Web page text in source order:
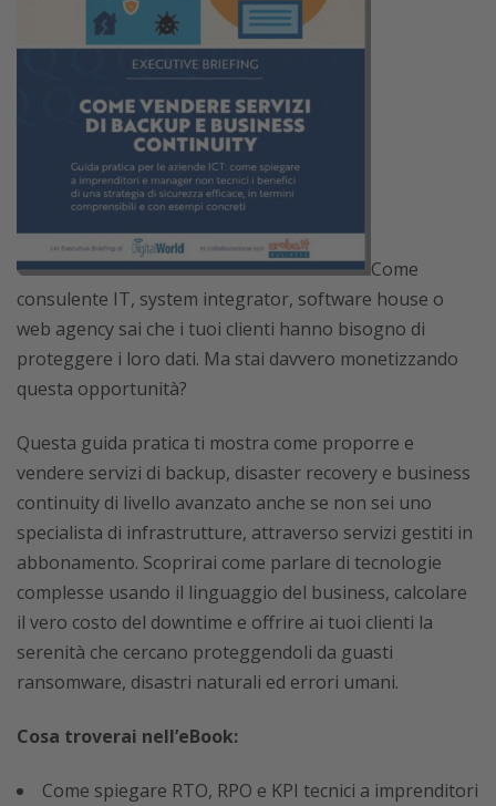
Come
consulente IT, system integrator, software house o
web agency sai che i tuoi clienti hanno bisogno di
proteggere i loro dati. Ma stai davvero monetizzando
questa opportunità?
Questa guida pratica ti mostra come proporre e
vendere servizi di backup, disaster recovery e business
continuity di livello avanzato anche se non sei uno
specialista di infrastrutture, attraverso servizi gestiti in
abbonamento. Scoprirai come parlare di tecnologie
complesse usando il linguaggio del business, calcolare
il vero costo del downtime e offrire ai tuoi clienti la
serenità che cercano proteggendoli da guasti
ransomware, disastri naturali ed errori umani.
Cosa troverai nell’eBook:
Come spiegare RTO, RPO e KPI tecnici a imprenditori